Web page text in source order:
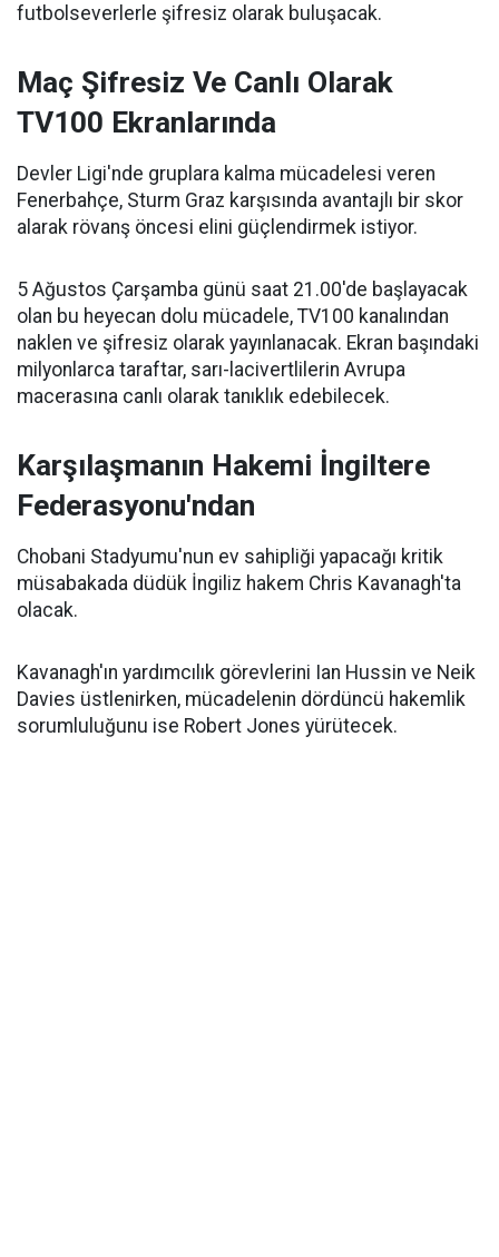
futbolseverlerle şifresiz olarak buluşacak.
Maç Şifresiz Ve Canlı Olarak
TV100 Ekranlarında
Devler Ligi'nde gruplara kalma mücadelesi veren
Fenerbahçe, Sturm Graz karşısında avantajlı bir skor
alarak rövanş öncesi elini güçlendirmek istiyor.
5 Ağustos Çarşamba günü saat 21.00'de başlayacak
olan bu heyecan dolu mücadele, TV100 kanalından
naklen ve şifresiz olarak yayınlanacak. Ekran başındaki
milyonlarca taraftar, sarı-lacivertlilerin Avrupa
macerasına canlı olarak tanıklık edebilecek.
Karşılaşmanın Hakemi İngiltere
Federasyonu'ndan
Chobani Stadyumu'nun ev sahipliği yapacağı kritik
müsabakada düdük İngiliz hakem Chris Kavanagh'ta
olacak.
Kavanagh'ın yardımcılık görevlerini Ian Hussin ve Neik
Davies üstlenirken, mücadelenin dördüncü hakemlik
sorumluluğunu ise Robert Jones yürütecek.